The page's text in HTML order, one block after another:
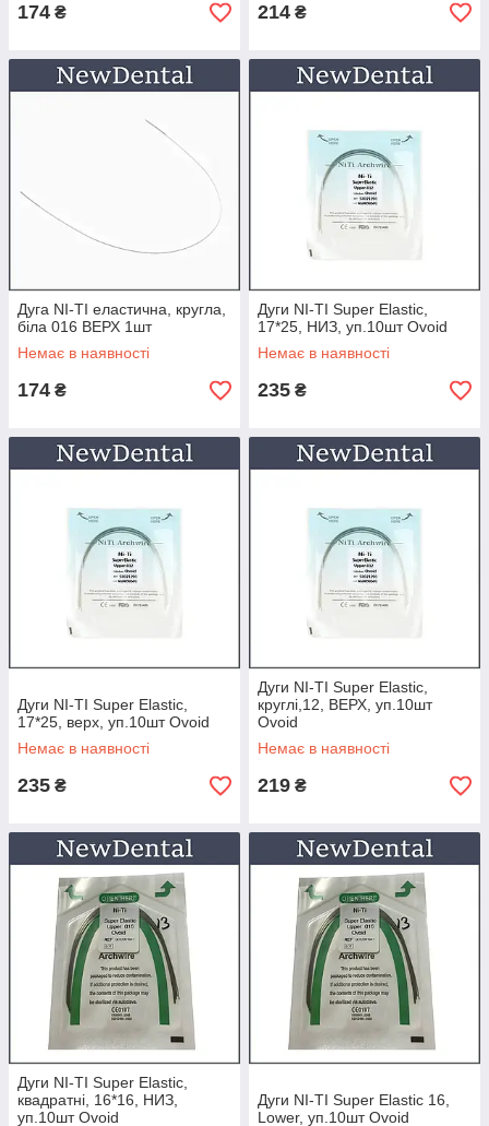
174 ₴ 214 ₴
Дуга NI-TI еластична, кругла,
біла 016 ВЕРХ 1шт
Немає в наявності
174 ₴
Дуги NI-TI Super Elastic,
17*25, НИЗ, уп.10шт Ovoid
Немає в наявності
235 ₴
Дуги NI-TI Super Elastic,
17*25, верх, уп.10шт Ovoid
Немає в наявності
235 ₴
Дуги NI-TI Super Elastic,
круглі,12, ВЕРХ, уп.10шт
Ovoid
Немає в наявності
219 ₴
Дуги NI-TI Super Elastic,
квадратні, 16*16, НИЗ,
уп.10шт Ovoid
Дуги NI-TI Super Elastic 16,
Lower, уп.10шт Ovoid